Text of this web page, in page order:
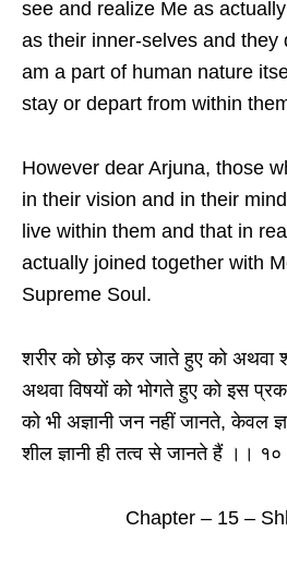
see and realize Me as
as their inner-selves and they
am a part of human nature
stay or depart from within
However dear Arjuna, those
in their vision and in their
live within them and that in
actually joined together with
Supreme Soul.
शरीर को छोड़ कर जाते हुए को अथवा
अथवा विषयों को भोगते हुए को इस
को भी अज्ञानी जन नहीं जानते, केवल
शील ज्ञानी ही तत्व से जानते हैं ।।
Chapter – 15 –